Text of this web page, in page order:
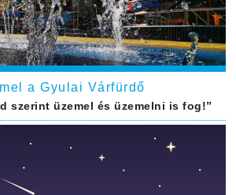
a Gyulai Várfürdő
szerint üzemel és üzemelni is fog!”